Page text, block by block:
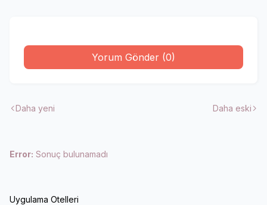
Yorum Gönder (0)
Daha yeni Daha eski
Error: Sonuç bulunamadı
Uygulama Otelleri